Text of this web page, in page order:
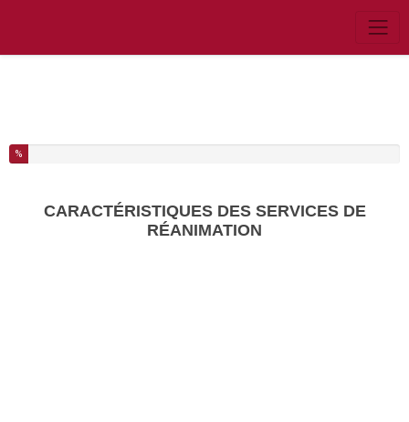
Vous avez complété % de ce questionnaire.
%
CARACTÉRISTIQUES DES SERVICES DE
RÉANIMATION